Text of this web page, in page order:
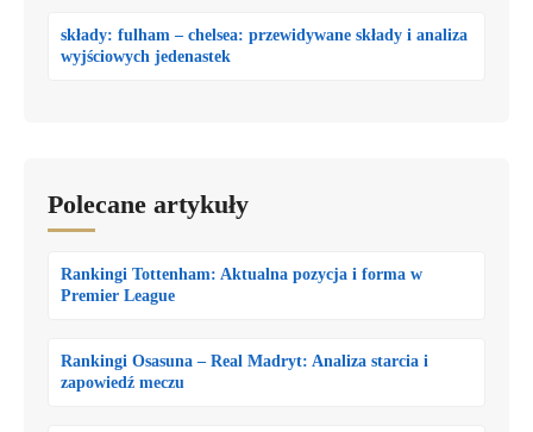
składy: fulham – chelsea: przewidywane składy i analiza
wyjściowych jedenastek
Polecane artykuły
Rankingi Tottenham: Aktualna pozycja i forma w
Premier League
Rankingi Osasuna – Real Madryt: Analiza starcia i
zapowiedź meczu